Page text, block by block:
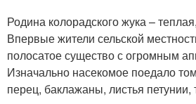
Родина колорадского жука –
Впервые жители сельской
полосатое существо с огромным
Изначально насекомое поедало
перец, баклажаны, листья петунии,